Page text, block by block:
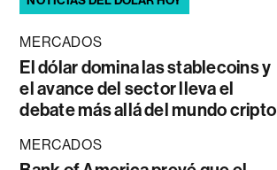
MERCADOS
El dólar domina las stablecoins y
el avance del sector lleva el
debate más allá del mundo cripto
MERCADOS